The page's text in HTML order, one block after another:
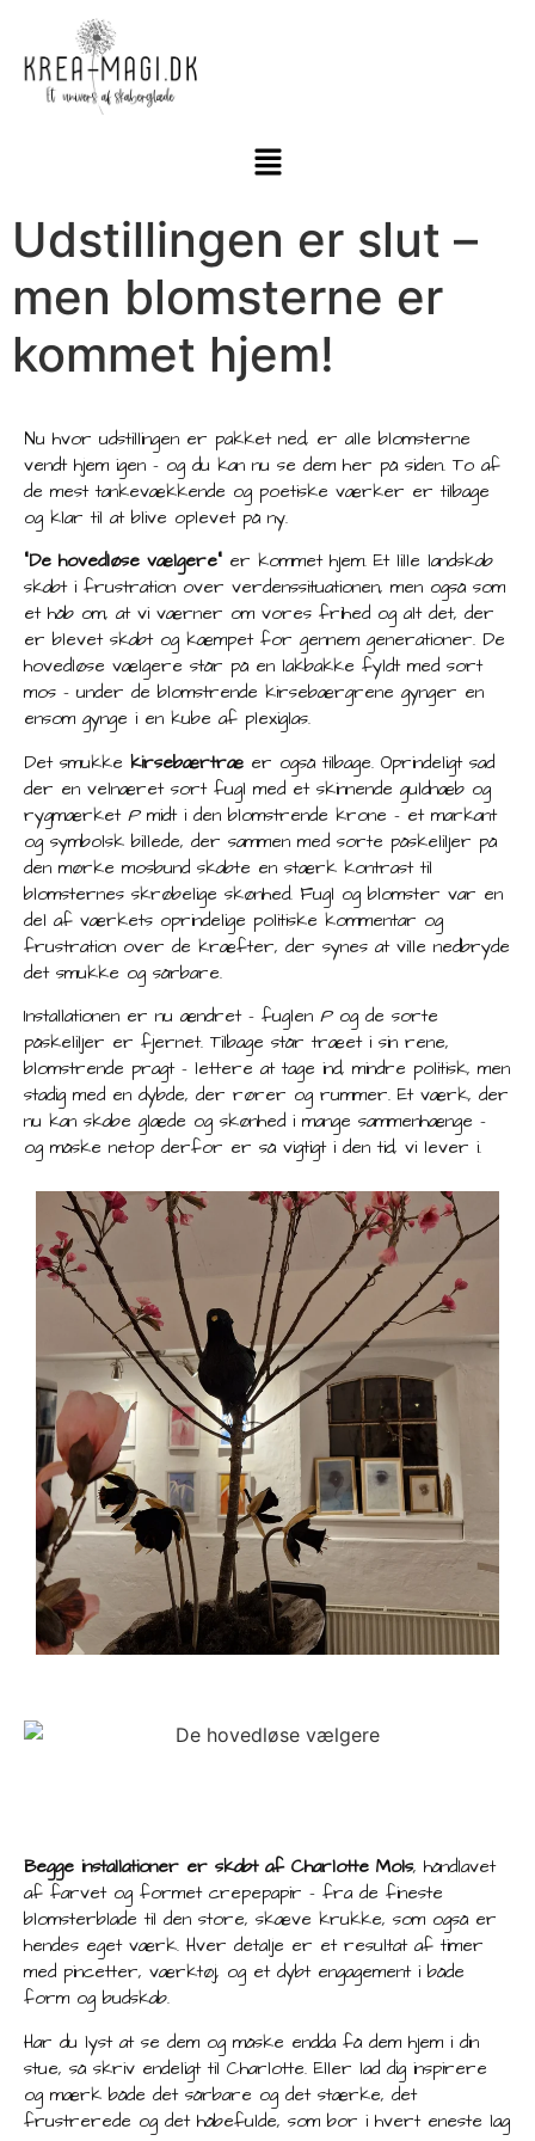
Udstillingen er slut –
men blomsterne er
kommet hjem!
Nu hvor udstillingen er pakket ned, er alle blomsterne
vendt hjem igen – og du kan nu se dem her på siden. To af
de mest tankevækkende og poetiske værker er tilbage
og klar til at blive oplevet på ny.
“De hovedløse vælgere” er kommet hjem. Et lille landskab
skabt i frustration over verdenssituationen, men også som
et håb om, at vi værner om vores frihed og alt det, der
er blevet skabt og kæmpet for gennem generationer. De
hovedløse vælgere står på en lakbakke fyldt med sort
mos – under de blomstrende kirsebærgrene gynger en
ensom gynge i en kube af plexiglas.
Det smukke kirsebærtræ er også tilbage. Oprindeligt sad
der en velnæret sort fugl med et skinnende guldnæb og
rygmærket Pmidt i den blomstrende krone – et markant
og symbolsk billede, der sammen med sorte påskeliljer på
den mørke mosbund skabte en stærk kontrast til
blomsternes skrøbelige skønhed. Fugl og blomster var en
del af værkets oprindelige politiske kommentar og
frustration over de kræfter, der synes at ville nedbryde
det smukke og sårbare.
Installationen er nu ændret – fuglen Pog de sorte
påskeliljer er fjernet. Tilbage står træet i sin rene,
blomstrende pragt – lettere at tage ind, mindre politisk, men
stadig med en dybde, der rører og rummer. Et værk, der
nu kan skabe glæde og skønhed i mange sammenhænge –
og måske netop derfor er så vigtigt i den tid, vi lever i.
Begge installationer er skabt af Charlotte Mols, håndlavet
af farvet og formet crepepapir – fra de fineste
blomsterblade til den store, skæve krukke, som også er
hendes eget værk. Hver detalje er et resultat af timer
med pincetter, værktøj, og et dybt engagement i både
form og budskab.
Har du lyst at se dem og måske endda få dem hjem i din
stue, så skriv endeligt til Charlotte. Eller lad dig inspirere
og mærk både det sårbare og det stærke, det
frustrerede og det håbefulde, som bor i hvert eneste lag